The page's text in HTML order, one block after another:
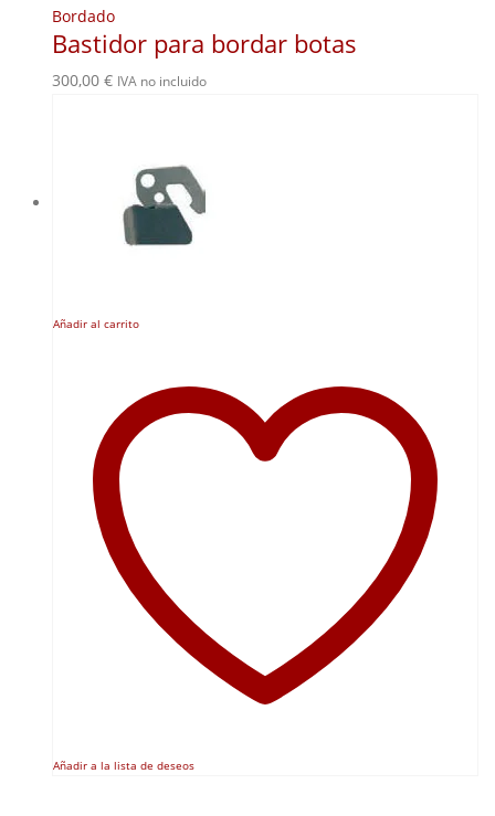
Bordado
Bastidor para bordar botas
300,00 € IVA no incluido
Añadir al carrito
Añadir a la lista de deseos